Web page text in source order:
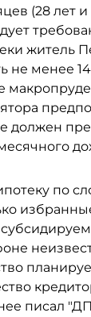
(28 лет
житель
не менее
должен
по
писал